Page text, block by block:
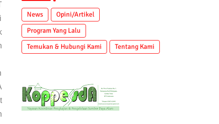
News
Opini/Artikel
Program Yang Lalu
Temukan & Hubungi Kami
Tentang Kami